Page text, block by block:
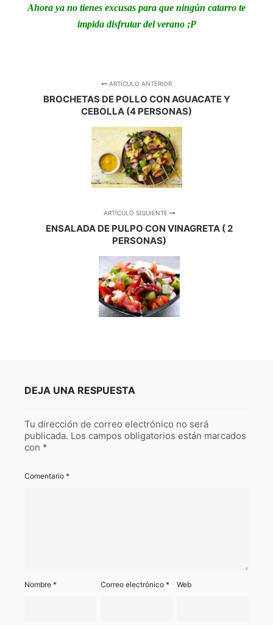
Ahora ya no tienes excusas para que ningún catarro te
impida disfrutar del verano ;P
ARTÍCULO ANTERIOR
BROCHETAS DE POLLO CON AGUACATE Y
CEBOLLA (4 PERSONAS)
ARTÍCULO SIGUIENTE
ENSALADA DE PULPO CON VINAGRETA ( 2
PERSONAS)
DEJA UNA RESPUESTA
Tu dirección de correo electrónico no será
publicada. Los campos obligatorios están marcados
con *
Comentario *
Nombre * Correo electrónico* Web